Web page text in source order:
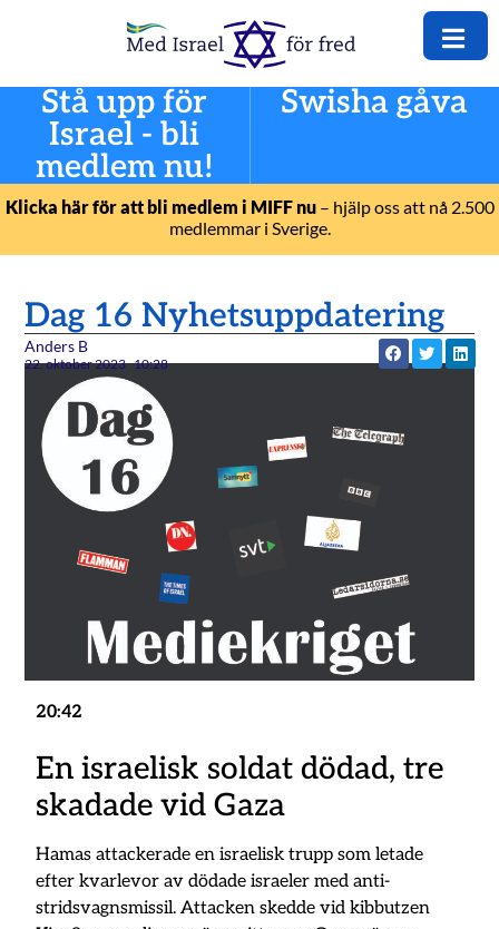
Stå upp för
Israel - bli
medlem nu!
Swisha gåva
Klicka här för att bli medlem i MIFF nu– hjälp oss att nå 2.500
medlemmar i Sverige.
Dag 16 Nyhetsuppdatering
Anders B
22. oktober 2023 10:28
20:42
En israelisk soldat dödad, tre
skadade vid Gaza
Hamas attackerade en israelisk trupp som letade
efter kvarlevor av dödade israeler med anti-
stridsvagnsmissil. Attacken skedde vid kibbutzen